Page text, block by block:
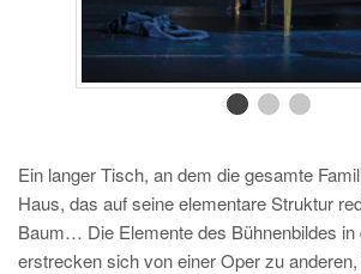
Ein langer Tisch, an dem die gesamte
Haus, das auf seine elementare Struktur
Baum… Die Elemente des Bühnenbildes in
erstrecken sich von einer Oper zu